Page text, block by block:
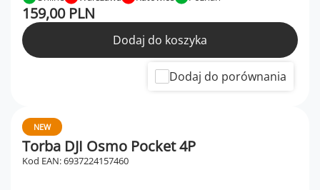
159,00 PLN
Dodaj do koszyka
Dodaj do porównania
NEW
Torba DJI Osmo Pocket 4P
Kod EAN: 6937224157460